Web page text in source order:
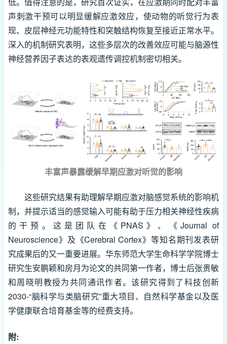
声刺激干预可以明显缓解应激效应，使动物的听觉行为表
现、皮层神经元功能特性和突触结构恢复至接近正常水平。
深入的机制研究表明，这些多层次的改善效应可能与脑源性
神经营养因子表达的表观遗传调控机制密切相关。
丰富声暴露缓解早期应激对听觉的影响
这些研究结果有助理解早期应激对脑感觉系统的影响机
制，并提示适当的感觉输入可能有助于压力相关神经性疾病
的干预。这是团队在《PNAS》、《Journal of
Neuroscience》及《Cerebral Cortex》等知名期刊发表研
究成果后的又一重要进展。华东师范大学生命科学学院博士
研究生安鹏颖和房月为论文的共同第一作者，博士后张贵敏
和周晓明教授为共同通讯作者。该研究得到了科技创新
2030-“脑科学与类脑研究”重大项目、自然科学基金以及医
学健康联合培育基金等的经费支持。
附: